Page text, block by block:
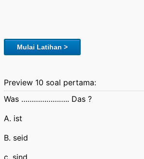
Mulai Latihan >
Preview 10 soal pertama:
Was ………………….. Das ?
A. ist
B. seid
c. sind